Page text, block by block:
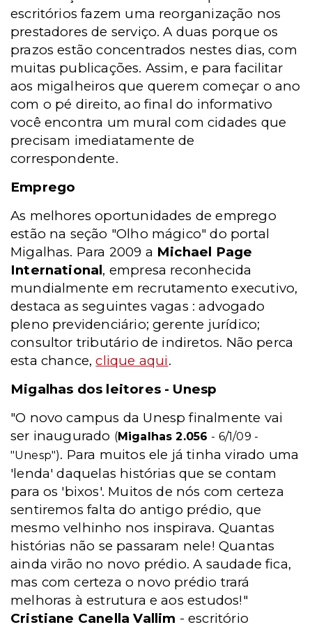
escritórios fazem uma reorganização nos
prestadores de serviço. A duas porque os
prazos estão concentrados nestes dias, com
muitas publicações. Assim, e para facilitar
aos migalheiros que querem começar o ano
com o pé direito, ao final do informativo
você encontra um mural com cidades que
precisam imediatamente de
correspondente.
Emprego
As melhores oportunidades de emprego
estão na seção "Olho mágico" do portal
Migalhas. Para 2009 a Michael Page
International, empresa reconhecida
mundialmente em recrutamento executivo,
destaca as seguintes vagas : advogado
pleno previdenciário; gerente jurídico;
consultor tributário de indiretos. Não perca
esta chance,clique aqui.
Migalhas dos leitores - Unesp
"O novo campus da Unesp finalmente vai
ser inaugurado (Migalhas 2.056 - 6/1/09 -
"Unesp"). Para muitos ele já tinha virado uma
'lenda' daquelas histórias que se contam
para os 'bixos'. Muitos de nós com certeza
sentiremos falta do antigo prédio, que
mesmo velhinho nos inspirava. Quantas
histórias não se passaram nele! Quantas
ainda virão no novo prédio. A saudade fica,
mas com certeza o novo prédio trará
melhoras à estrutura e aos estudos!"
Cristiane Canella Vallim - escritório